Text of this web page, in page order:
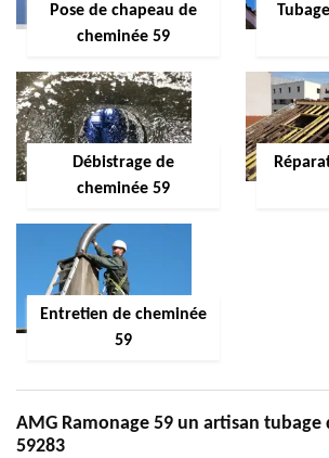
Pose de chapeau de
cheminée 59
Débistrage de
cheminée 59
Entretien de cheminée
59
AMG Ramonage 59 un artisan tubage
59283